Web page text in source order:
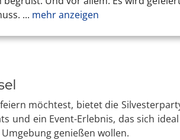
... mehr anzeigen
möchtest, bietet die
und ein Event-Erlebnis, das sich
genießen wollen.